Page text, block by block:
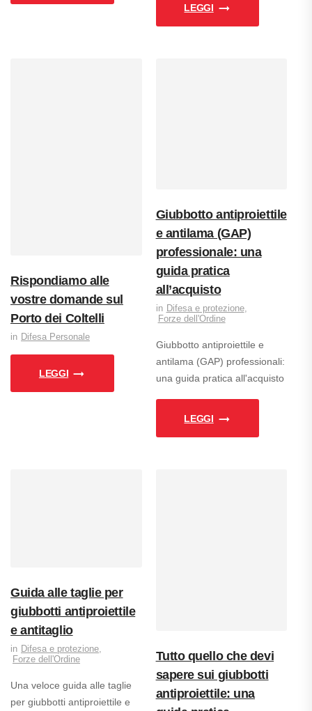
LEGGI
Rispondiamo alle
vostre domande sul
Porto dei Coltelli
Difesa Personale
LEGGI
Giubbotto antiproiettile
e antilama (GAP)
professionale: una
guida pratica
all’acquisto
Difesa e protezione,
Forze dell'Ordine
Giubbotto antiproiettile e
antilama (GAP) professionali:
una guida pratica all'acquisto
LEGGI
Guida alle taglie per
giubbotti antiproiettile
e antitaglio
Difesa e protezione
Forze dell'Ordine
Una veloce guida alle taglie
per giubbotti antiproiettile e
Tutto quello che devi
sapere sui giubbotti
antiproiettile: una